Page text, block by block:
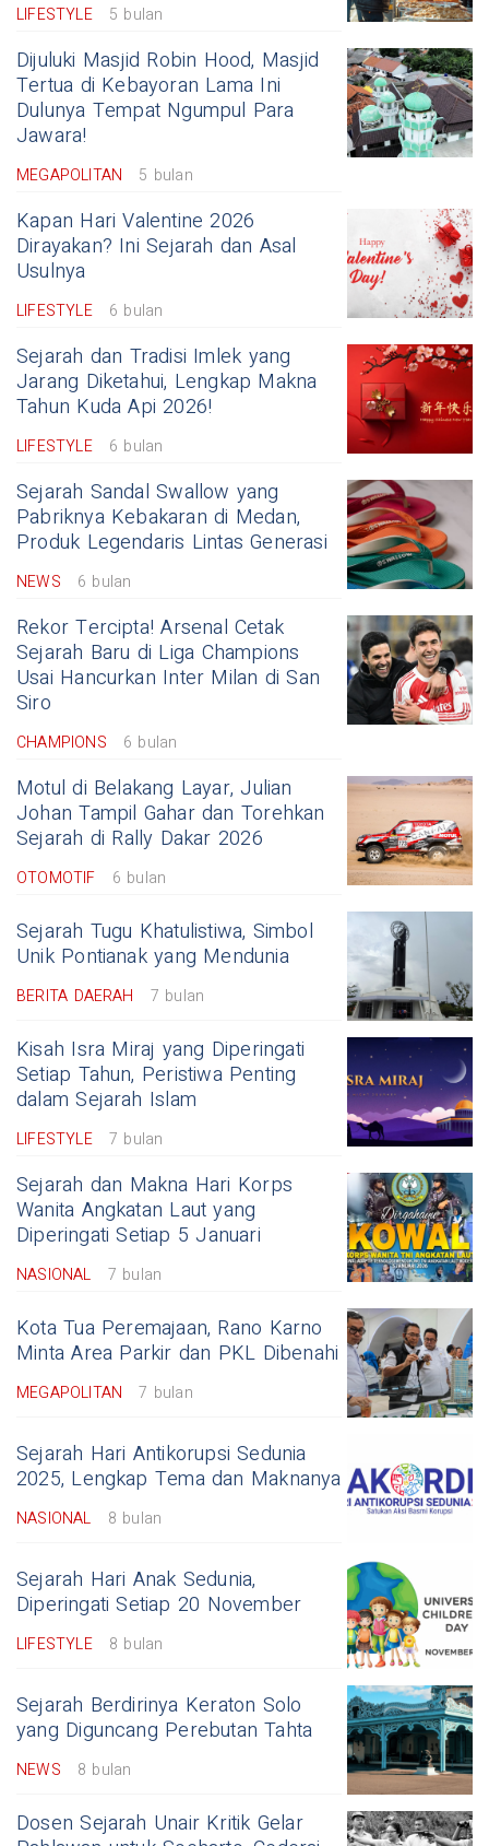
LIFESTYLE 5 bulan
Dijuluki Masjid Robin Hood, Masjid
Tertua di Kebayoran Lama Ini
Dulunya Tempat Ngumpul Para
Jawara!
MEGAPOLITAN 5 bulan
Kapan Hari Valentine 2026
Dirayakan? Ini Sejarah dan Asal
Usulnya
LIFESTYLE 6 bulan
Sejarah dan Tradisi Imlek yang
Jarang Diketahui, Lengkap Makna
Tahun Kuda Api 2026!
LIFESTYLE 6 bulan
Sejarah Sandal Swallow yang
Pabriknya Kebakaran di Medan,
Produk Legendaris Lintas Generasi
NEWS 6 bulan
Rekor Tercipta! Arsenal Cetak
Sejarah Baru di Liga Champions
Usai Hancurkan Inter Milan di San
Siro
CHAMPIONS 6 bulan
Motul di Belakang Layar, Julian
Johan Tampil Gahar dan Torehkan
Sejarah di Rally Dakar 2026
OTOMOTIF 6 bulan
Sejarah Tugu Khatulistiwa, Simbol
Unik Pontianak yang Mendunia
BERITA DAERAH 7 bulan
Kisah Isra Miraj yang Diperingati
Setiap Tahun, Peristiwa Penting
dalam Sejarah Islam
LIFESTYLE 7 bulan
Sejarah dan Makna Hari Korps
Wanita Angkatan Laut yang
Diperingati Setiap 5 Januari
NASIONAL 7 bulan
Kota Tua Peremajaan, Rano Karno
Minta Area Parkir dan PKL Dibenahi
MEGAPOLITAN 7 bulan
Sejarah Hari Antikorupsi Sedunia
2025, Lengkap Tema dan Maknanya
NASIONAL 8 bulan
Sejarah Hari Anak Sedunia,
Diperingati Setiap 20 November
LIFESTYLE 8 bulan
Sejarah Berdirinya Keraton Solo
yang Diguncang Perebutan Tahta
NEWS 8 bulan
Dosen Sejarah Unair Kritik Gelar